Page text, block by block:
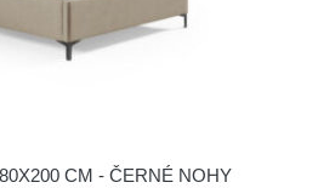
CM - ČERNÉ NOHY